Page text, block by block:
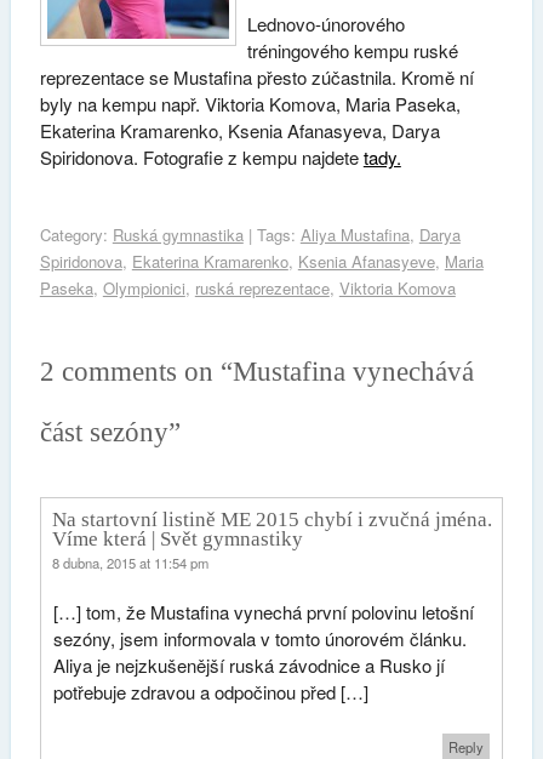
Lednovo-únorového
tréningového kempu ruské
reprezentace se Mustafina přesto zúčastnila. Kromě ní
byly na kempu např. Viktoria Komova, Maria Paseka,
Ekaterina Kramarenko, Ksenia Afanasyeva, Darya
Spiridonova. Fotografie z kempu najdetetady.
Category: Ruská gymnastika| Tags: Aliya Mustafina, Darya
Spiridonova, Ekaterina Kramarenko, Ksenia Afanasyeve, Maria
Paseka, Olympionici, ruská reprezentace, Viktoria Komova
2 comments on “Mustafina vynechává
část sezóny”
Na startovní listině ME 2015 chybí i zvučná jména.
Víme která | Svět gymnastiky
8 dubna, 2015 at 11:54 pm
[…] tom, že Mustafina vynechá první polovinu letošní
sezóny, jsem informovala v tomto únorovém článku.
Aliya je nejzkušenější ruská závodnice a Rusko jí
potřebuje zdravou a odpočinou před […]
Reply